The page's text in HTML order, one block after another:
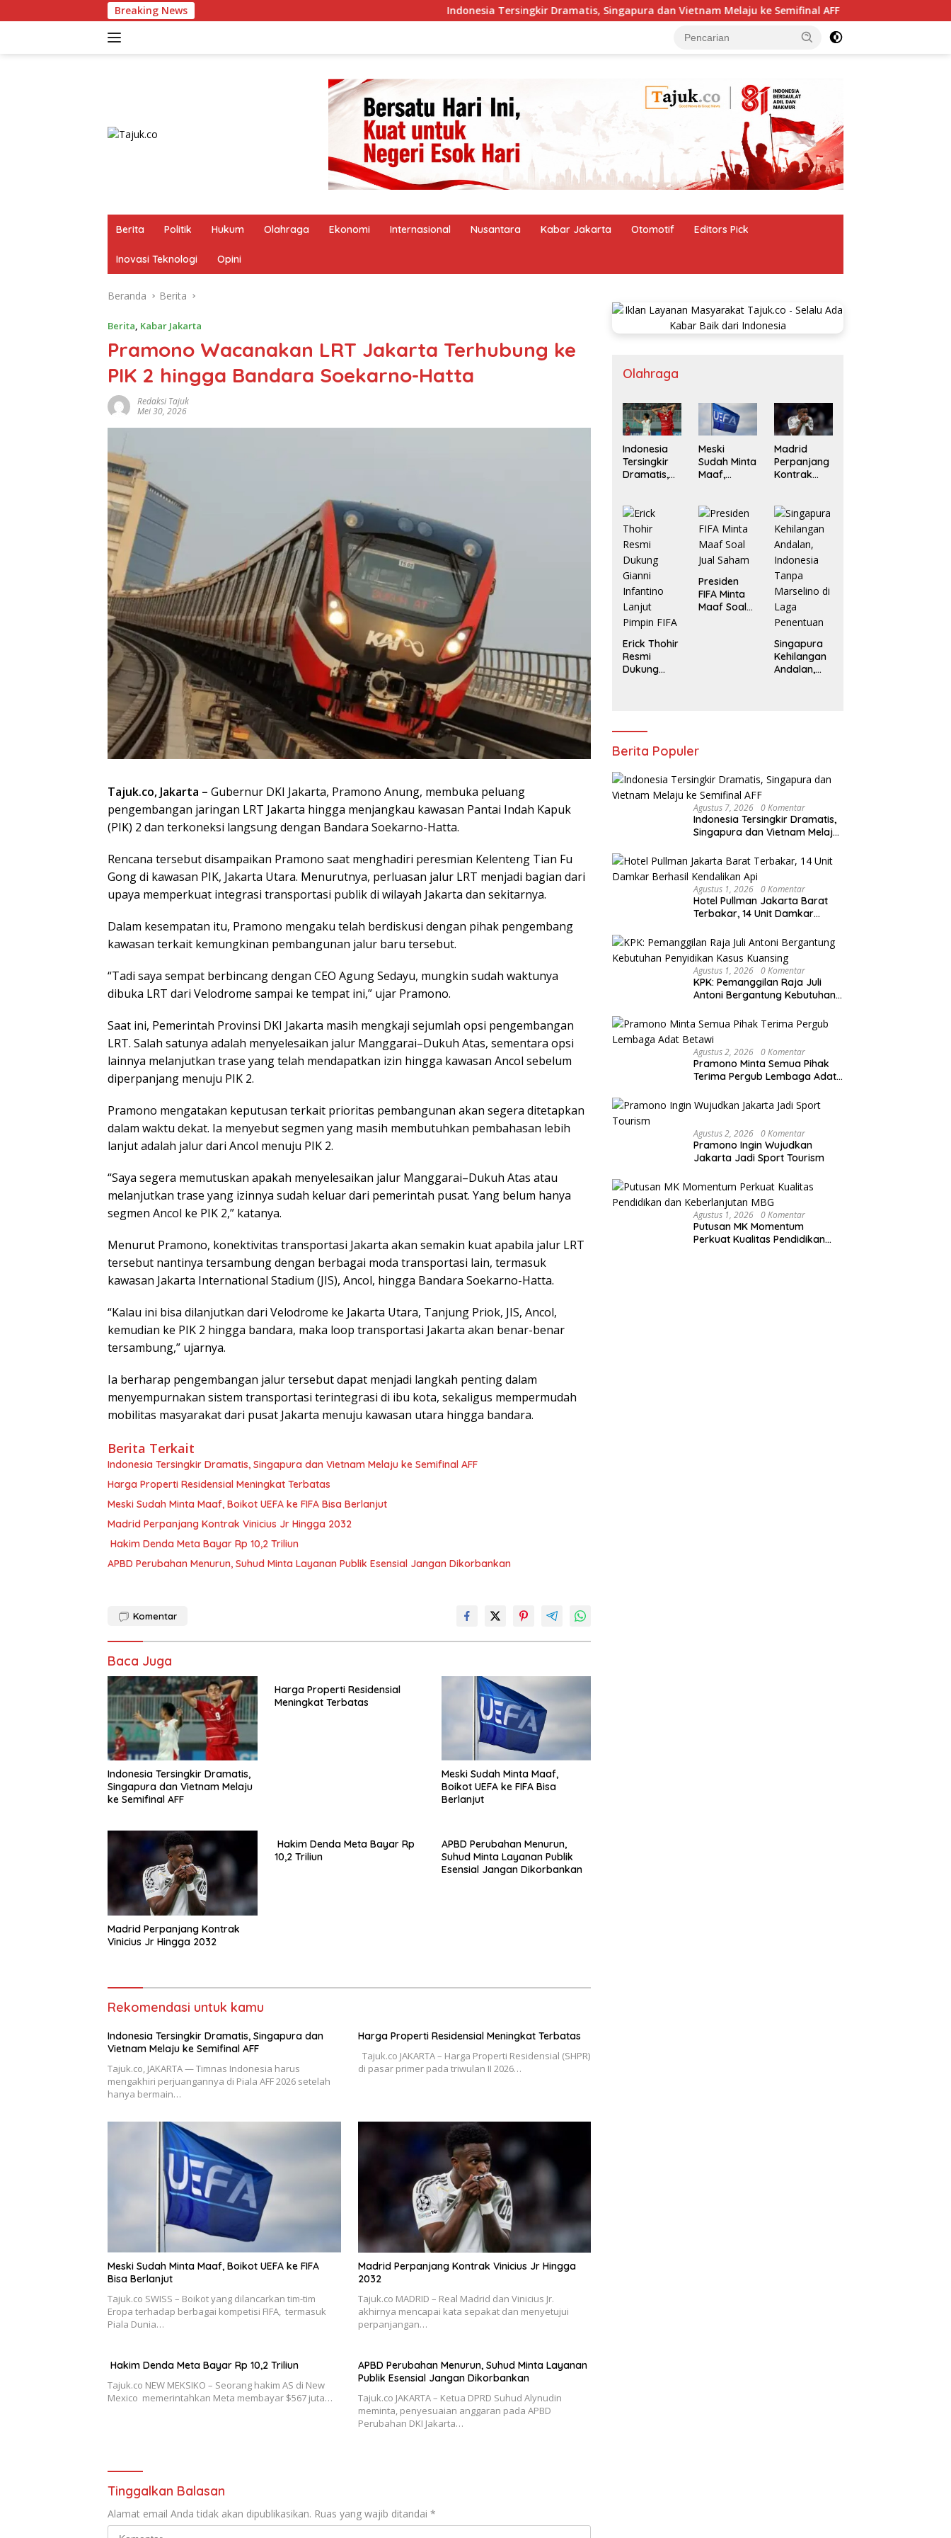
ke
Breaking News Indonesia Tersingkir Dramatis, Singapura dan Vietnam Melaju ke Semifinal AFF Harga Properti
Berita Politik Hukum Olahraga Ekonomi Internasional Nusantara Kabar Jakarta Otomotif Editors Pick
Inovasi Teknologi Opini
Beranda Berita
Berita, Kabar Jakarta
Pramono Wacanakan LRT Jakarta Terhubung ke
PIK 2 hingga Bandara Soekarno-Hatta
Redaksi Tajuk
Mei 30, 2026
Tajuk.co, Jakarta – Gubernur DKI Jakarta, Pramono Anung, membuka peluang
pengembangan jaringan LRT Jakarta hingga menjangkau kawasan Pantai Indah Kapuk
(PIK) 2 dan terkoneksi langsung dengan Bandara Soekarno-Hatta.
Rencana tersebut disampaikan Pramono saat menghadiri peresmian Kelenteng Tian Fu
Gong di kawasan PIK, Jakarta Utara. Menurutnya, perluasan jalur LRT menjadi bagian dari
upaya memperkuat integrasi transportasi publik di wilayah Jakarta dan sekitarnya.
Dalam kesempatan itu, Pramono mengaku telah berdiskusi dengan pihak pengembang
kawasan terkait kemungkinan pembangunan jalur baru tersebut.
“Tadi saya sempat berbincang dengan CEO Agung Sedayu, mungkin sudah waktunya
dibuka LRT dari Velodrome sampai ke tempat ini,” ujar Pramono.
Saat ini, Pemerintah Provinsi DKI Jakarta masih mengkaji sejumlah opsi pengembangan
LRT. Salah satunya adalah menyelesaikan jalur Manggarai–Dukuh Atas, sementara opsi
lainnya melanjutkan trase yang telah mendapatkan izin hingga kawasan Ancol sebelum
diperpanjang menuju PIK 2.
Pramono mengatakan keputusan terkait prioritas pembangunan akan segera ditetapkan
dalam waktu dekat. Ia menyebut segmen yang masih membutuhkan pembahasan lebih
lanjut adalah jalur dari Ancol menuju PIK 2.
“Saya segera memutuskan apakah menyelesaikan jalur Manggarai–Dukuh Atas atau
melanjutkan trase yang izinnya sudah keluar dari pemerintah pusat. Yang belum hanya
segmen Ancol ke PIK 2,” katanya.
Menurut Pramono, konektivitas transportasi Jakarta akan semakin kuat apabila jalur LRT
tersebut nantinya tersambung dengan berbagai moda transportasi lain, termasuk
kawasan Jakarta International Stadium (JIS), Ancol, hingga Bandara Soekarno-Hatta.
“Kalau ini bisa dilanjutkan dari Velodrome ke Jakarta Utara, Tanjung Priok, JIS, Ancol,
kemudian ke PIK 2 hingga bandara, maka loop transportasi Jakarta akan benar-benar
tersambung,” ujarnya.
Ia berharap pengembangan jalur tersebut dapat menjadi langkah penting dalam
menyempurnakan sistem transportasi terintegrasi di ibu kota, sekaligus mempermudah
mobilitas masyarakat dari pusat Jakarta menuju kawasan utara hingga bandara.
Berita Terkait
Indonesia Tersingkir Dramatis, Singapura dan Vietnam Melaju ke Semifinal AFF
Harga Properti Residensial Meningkat Terbatas
Meski Sudah Minta Maaf, Boikot UEFA ke FIFA Bisa Berlanjut
Madrid Perpanjang Kontrak Vinicius Jr Hingga 2032
Hakim Denda Meta Bayar Rp 10,2 Triliun
APBD Perubahan Menurun, Suhud Minta Layanan Publik Esensial Jangan Dikorbankan
Komentar
Baca Juga
Indonesia Tersingkir Dramatis,
Singapura dan Vietnam Melaju
ke Semifinal AFF
Harga Properti Residensial
Meningkat Terbatas
Meski Sudah Minta Maaf,
Boikot UEFA ke FIFA Bisa
Berlanjut
Madrid Perpanjang Kontrak
Vinicius Jr Hingga 2032
Hakim Denda Meta Bayar Rp
10,2 Triliun
APBD Perubahan Menurun,
Suhud Minta Layanan Publik
Esensial Jangan Dikorbankan
Rekomendasi untuk kamu
Indonesia Tersingkir Dramatis, Singapura dan
Vietnam Melaju ke Semifinal AFF
Tajuk.co, JAKARTA — Timnas Indonesia harus
mengakhiri perjuangannya di Piala AFF 2026 setelah
hanya bermain…
Harga Properti Residensial Meningkat Terbatas
Tajuk.co JAKARTA – Harga Properti Residensial (SHPR)
di pasar primer pada triwulan II 2026…
Meski Sudah Minta Maaf, Boikot UEFA ke FIFA
Bisa Berlanjut
Tajuk.co SWISS – Boikot yang dilancarkan tim-tim
Eropa terhadap berbagai kompetisi FIFA, termasuk
Piala Dunia…
Madrid Perpanjang Kontrak Vinicius Jr Hingga
2032
Tajuk.co MADRID – Real Madrid dan Vinicius Jr.
akhirnya mencapai kata sepakat dan menyetujui
perpanjangan…
Hakim Denda Meta Bayar Rp 10,2 Triliun
Tajuk.co NEW MEKSIKO – Seorang hakim AS di New
Mexico memerintahkan Meta membayar $567 juta…
APBD Perubahan Menurun, Suhud Minta Layanan
Publik Esensial Jangan Dikorbankan
Tajuk.co JAKARTA – Ketua DPRD Suhud Alynudin
meminta, penyesuaian anggaran pada APBD
Perubahan DKI Jakarta…
Tinggalkan Balasan
Alamat email Anda tidak akan dipublikasikan. Ruas yang wajib ditandai *
Olahraga
Indonesia
Tersingkir
Dramatis,
Vietnam
Melaju ke
Semifinal
AFF
Meski
Sudah Minta
Maaf,
Berlanjut
Madrid
Perpanjang
Kontrak
2032
Erick Thohir
Resmi
Dukung
Presiden
FIFA Minta
Maaf Soal
Singapura
Kehilangan
Andalan,
Berita Populer
Agustus 7, 2026 0 Komentar
Indonesia Tersingkir Dramatis,
Singapura dan Vietnam Melaju
Agustus 1, 2026 0 Komentar
Hotel Pullman Jakarta Barat
Terbakar, 14 Unit Damkar
Agustus 1, 2026 0 Komentar
KPK: Pemanggilan Raja Juli
Antoni Bergantung Kebutuhan
Agustus 2, 2026 0 Komentar
Pramono Minta Semua Pihak
Terima Pergub Lembaga Adat
Agustus 2, 2026 0 Komentar
Pramono Ingin Wujudkan
Jakarta Jadi Sport Tourism
Agustus 1, 2026 0 Komentar
Putusan MK Momentum
Perkuat Kualitas Pendidikan